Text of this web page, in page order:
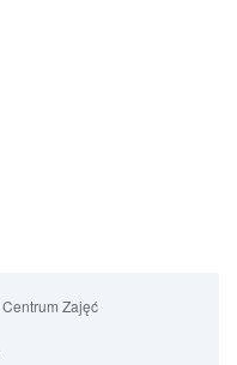
Centrum Zajęć